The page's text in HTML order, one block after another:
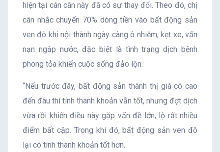
hiện tại cán cân này đã có sự thay đổi. Theo đó, chị
cân nhắc chuyển 70% dòng tiền vào bất động sản
ven đô khi nội thành ngày càng ô nhiễm, kẹt xe, vấn
nạn ngập nước, đặc biệt là tình trạng dịch bệnh
phong tỏa khiến cuộc sống đảo lộn.
“Nếu trước đây, bất động sản thành thị giá có cao
đến đâu thì tính thanh khoản vẫn tốt, nhưng đợt dịch
vừa rồi khiến điều này gặp vấn đề lớn, lộ rất nhiều
điểm bất cập. Trong khi đó, bất động sản ven đô
lại có tính thanh khoản tốt hơn.